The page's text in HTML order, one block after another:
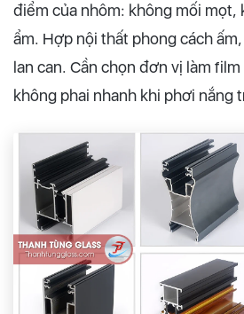
điểm của nhôm: không mối mọt,
ẩm. Hợp nội thất phong cách
lan can. Cần chọn đơn vị làm
không phai nhanh khi phơi nắng